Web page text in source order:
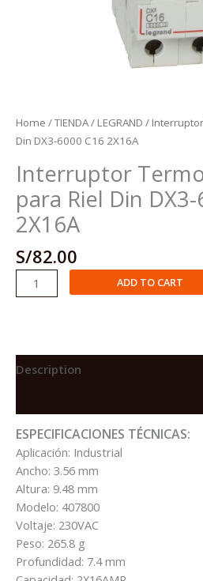
Home /TIENDA/ LEGRAND /
Din DX3-6000 C16 2X16A
Interruptor
para Riel Din
2X16A
S/82.00
Interruptor
Termomagnético
DX3-
quantity
ADD TO CART
Description
ESPECIFICACIONES TÉCNICAS:
Aplicación: Industrial
Ancho: 3.56 mm
Altura: 9.48 mm
Modelo: 407800
Voltaje: 230VAC
Peso: 265.8 g
Profundidad: 7.4 mm